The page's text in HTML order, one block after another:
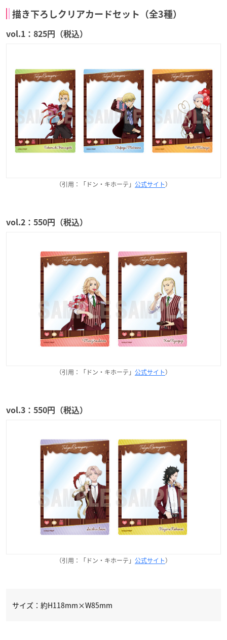
描き下ろしクリアカードセット（全3種）
vol.1：825円（税込）
（引用：「ドン・キホーテ」 公式サイト）
vol.2：550円（税込）
（引用：「ドン・キホーテ」 公式サイト）
vol.3：550円（税込）
（引用：「ドン・キホーテ」 公式サイト）
サイズ：約H118mm×W85mm